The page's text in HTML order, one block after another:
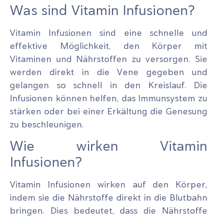
Was sind Vitamin Infusionen?
Vitamin Infusionen sind eine schnelle und
effektive Möglichkeit, den Körper mit
Vitaminen und Nährstoffen zu versorgen. Sie
werden direkt in die Vene gegeben und
gelangen so schnell in den Kreislauf. Die
Infusionen können helfen, das Immunsystem zu
stärken oder bei einer Erkältung die Genesung
zu beschleunigen.
Wie wirken Vitamin
Infusionen?
Vitamin Infusionen wirken auf den Körper,
indem sie die Nährstoffe direkt in die Blutbahn
bringen. Dies bedeutet, dass die Nährstoffe